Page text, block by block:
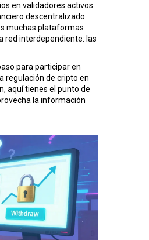
en validadores activos
descentralizado
muchas plataformas
red interdependiente: las
para participar en
regulación de cripto en
aquí tienes el punto de
la información